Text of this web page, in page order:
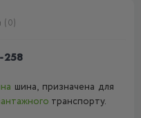
(0)
258
шина, призначена для
транспорту.